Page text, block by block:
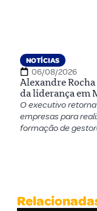
NOTÍCIAS
06/08/2026
Alexandre
da liderança em
O executivo
empresas para
formação de